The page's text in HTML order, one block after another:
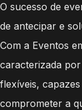
O sucesso de
de antecipar e
Com a Eventos
caracterizada
flexíveis,
comprometer a